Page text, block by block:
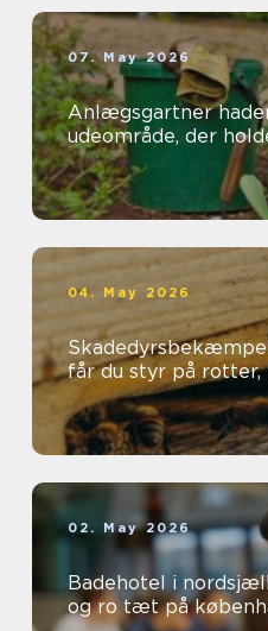
07. May 2026
Anlægsgartner haderslev sådan
udeområde, der
04. May 2026
Skadedyrsbekæmpelse
får du styr på rotter,
02. May 2026
Badehotel i
og ro tæt på